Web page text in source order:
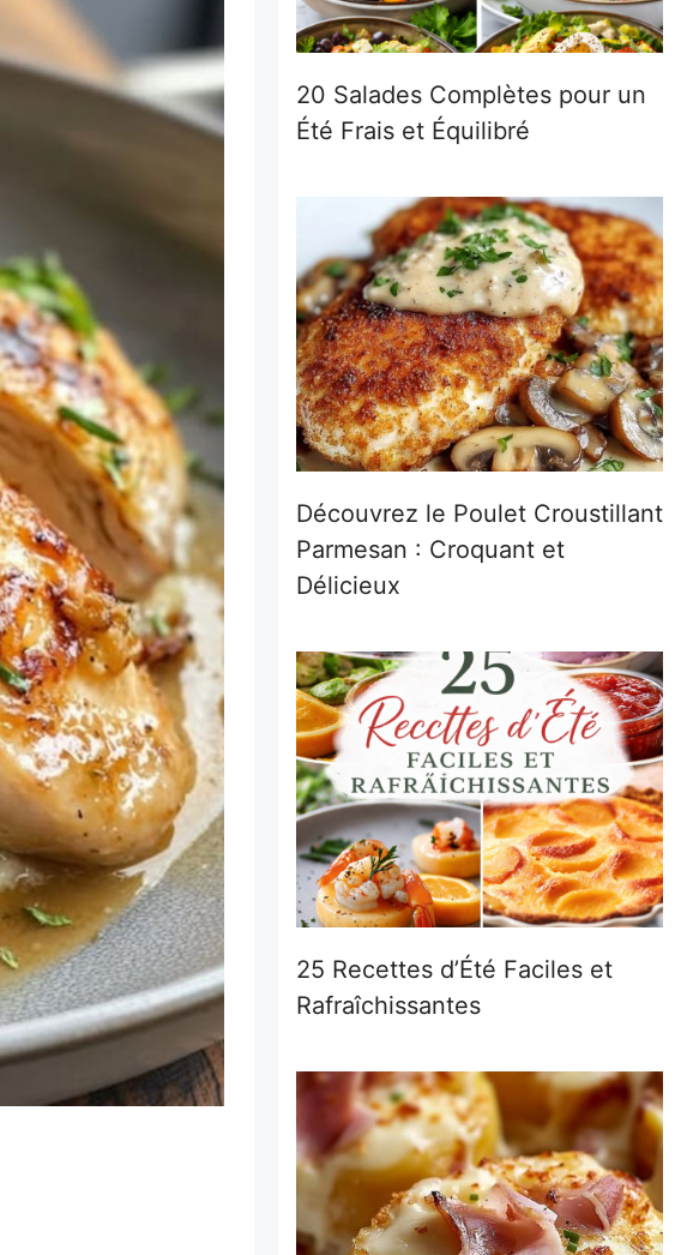
20 Salades Complètes pour un
Été Frais et Équilibré
Découvrez le Poulet Croustillant
Parmesan : Croquant et
Délicieux
25 Recettes d’Été Faciles et
Rafraîchissantes